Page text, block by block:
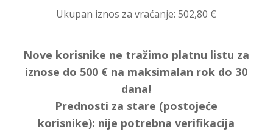
Ukupan iznos za vraćanje:502,80 €
Nove korisnike ne tražimo platnu listu za
iznose do 500 € na maksimalan rok do 30
dana!
Prednosti za stare (postojeće
korisnike): nije potrebna verifikacija